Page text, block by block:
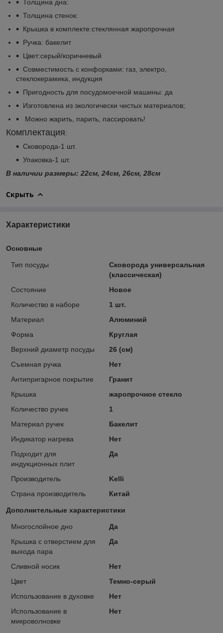
Толщина дна:
Толщина стенок:
Крышка в комплекте:стеклянная жаропрочная
Ручка: бакелит
Цвет:серый/коричневый
Совместимость с конфорками: газ, электро,
стеклокерамика, индукция
Пригодность для посудомоечной машины: да
Изготовлена из экологически чистых материалов;
Можно жарить, парить, пассировать!
Комплектация:
Сковорода-1 шт.
Упаковка-1 шт.
В наличии размеры: 22см, 24см, 26см, 28см
Скрыть
Характеристики
Основные
Тип посуды
Сковорода универсальная
(классическая)
Состояние
Новое
Количество в наборе
1 шт.
Материал
Алюминий
Форма
Круглая
Верхний диаметр посуды
26 (см)
Съемная ручка
Нет
Антипригарное покрытие
Гранит
Крышка
жаропрочное стекло
Количество ручек
1
Материал ручек
Бакелит
Индикатор нагрева
Нет
Подходит для
индукционных плит
Да
Производитель
Kelli
Страна производитель
Китай
Дополнительные характеристики
Многослойное дно
Да
Крышка с отверстием для
выхода пара
Да
Сливной носик
Нет
Цвет
Темно-серый
Использование в духовке
Нет
Использование в
микроволновке
Нет